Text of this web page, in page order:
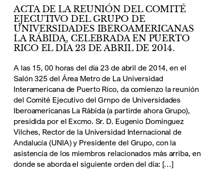
ACTA DE LA REUNIÓN DEL COMITÉ
EJECUTIVO DEL GRUPO DE
UNIVERSIDADES IBEROAMERICANAS
LA RÁBIDA, CELEBRADA EN PUERTO
RICO EL DÍA 23 DE ABRIL DE 2014.
A las 15, 00 horas del día 23 de abril de 2014, en el
Salón 325 del Área Metro de La Universidad
Interamericana de Puerto Rico, da comienzo la reunión
del Comité Ejecutivo del Grnpo de Universidades
Iberoamericanas La Rábida (a partirde ahora Grupo),
presidida por el Excmo. Sr. D. Eugenio Domínguez
Vilches, Rector de la Universidad Internacional de
Andalucía (UNIA) y Presidente del Grupo, con la
asistencia de los miembros relacionados más arriba, en
donde se aborda el siguiente orden del día: […]